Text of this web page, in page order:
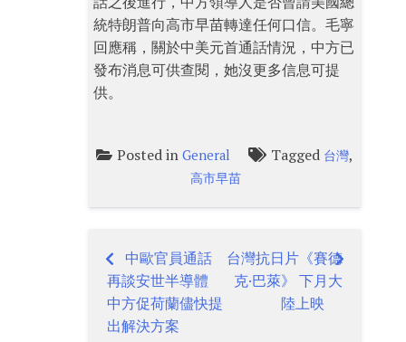
統特朗普向高市早苗轉達任何口信。毛寧
回應稱，關於中美元首通話情況，中方已
發布消息可供查閱，她沒更多信息可提
供。
Posted inGeneral Tagged 台灣,
高市早苗
Post
navigation
中歐官員通話
再談安世半導體
中方促荷蘭儘快提
出解決方案
台灣抗日片《賽德
克·巴萊》 下月大
陸上映